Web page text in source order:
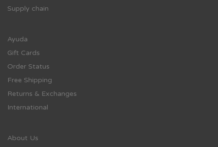
Supply chain
Ayuda
Gift Cards
Order Status
Free Shipping
Returns & Exchanges
International
About Us